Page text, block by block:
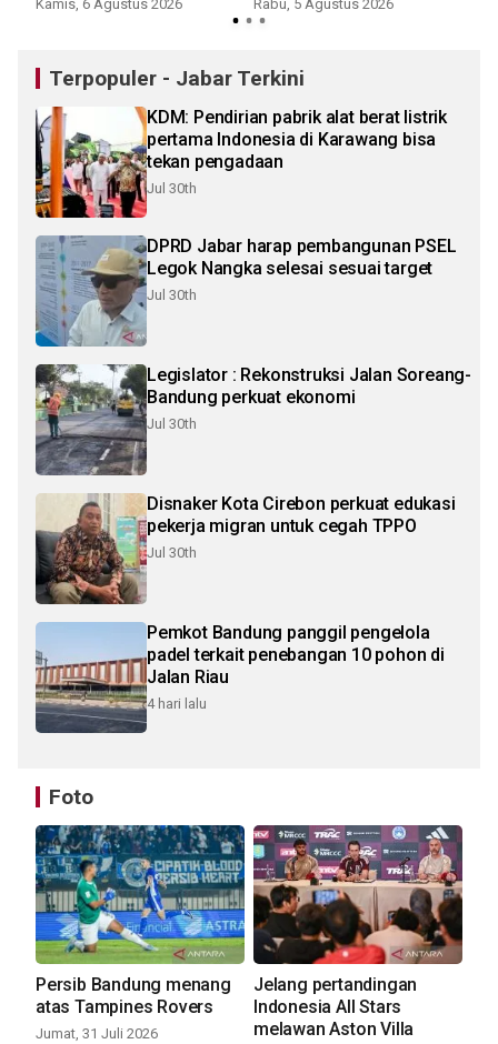
Kamis, 6 Agustus 2026 Rabu, 5 Agustus 2026
Terpopuler - Jabar Terkini
KDM: Pendirian pabrik alat berat listrik
pertama Indonesia di Karawang bisa
tekan pengadaan
Jul 30th
DPRD Jabar harap pembangunan PSEL
Legok Nangka selesai sesuai target
Jul 30th
Legislator : Rekonstruksi Jalan Soreang-
Bandung perkuat ekonomi
Jul 30th
Disnaker Kota Cirebon perkuat edukasi
pekerja migran untuk cegah TPPO
Jul 30th
Pemkot Bandung panggil pengelola
padel terkait penebangan 10 pohon di
Jalan Riau
4 hari lalu
Foto
Persib Bandung menang
atas Tampines Rovers
Jumat, 31 Juli 2026
Jelang pertandingan
Indonesia All Stars
melawan Aston Villa